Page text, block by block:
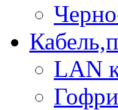
LAN